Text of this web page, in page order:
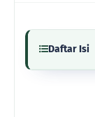
Daftar Isi